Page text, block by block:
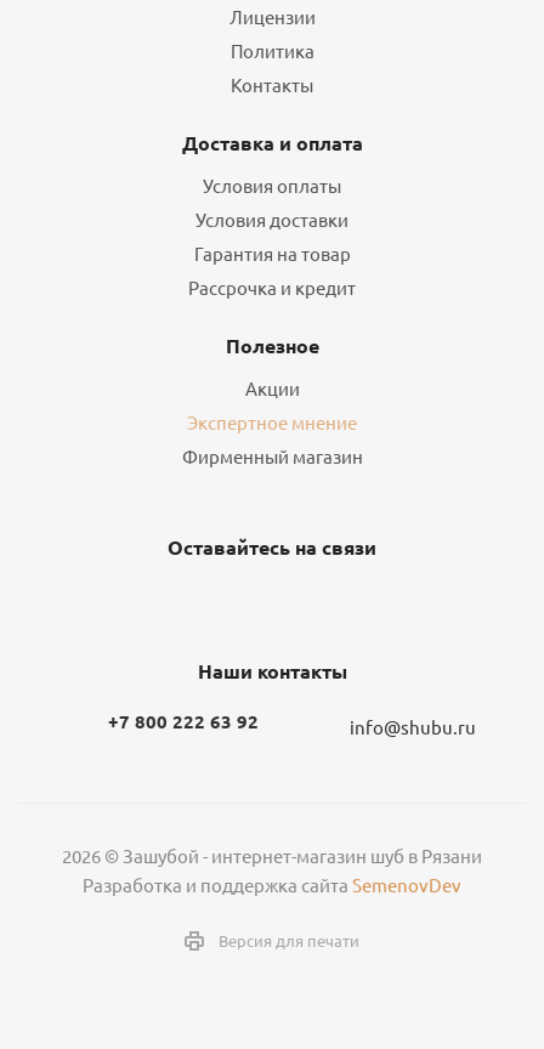
Лицензии
Политика
Контакты
Доставка и оплата
Условия оплаты
Условия доставки
Гарантия на товар
Рассрочка и кредит
Полезное
Акции
Экспертное мнение
Фирменный магазин
Оставайтесь на связи
Наши контакты
+7 800 222 63 92 info@shubu.ru
2026 © Зашубой - интернет-магазин шуб в Рязани
Разработка и поддержка сайта SemenovDev
Версия для печати